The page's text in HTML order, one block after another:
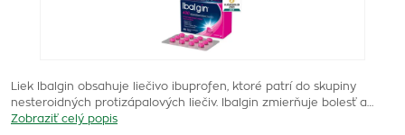
Liek Ibalgin obsahuje liečivo ibuprofen, ktoré patrí do skupiny
nesteroidných protizápalových liečiv. Ibalgin zmierňuje bolesť a…
Zobraziť celý popis